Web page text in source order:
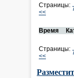
Страницы:
<<
Время
Страницы:
<<